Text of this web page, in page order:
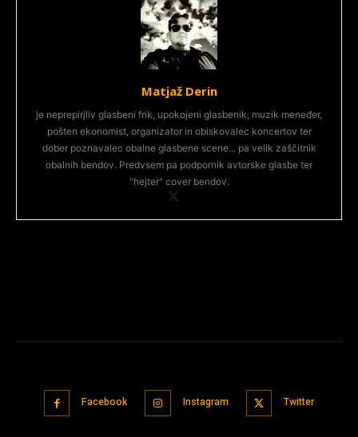
Matjaž Derin
je neprepirjliv glasbeni frik, upokojeni glasbenik, muzik meneđer,
pošten ekonomist, organizator in obiskovalec koncertov ter
dober poznavalec obalne glasbene scene... pa velik zaščitnik
obalnih bendov. Predvsem pa podpornik avtorske glasbe ter
"hejter" cover bendov.
Facebook Instagram Twitter